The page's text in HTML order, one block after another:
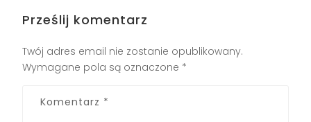
Prześlij komentarz
Twój adres email nie zostanie opublikowany.
Wymagane pola są oznaczone *